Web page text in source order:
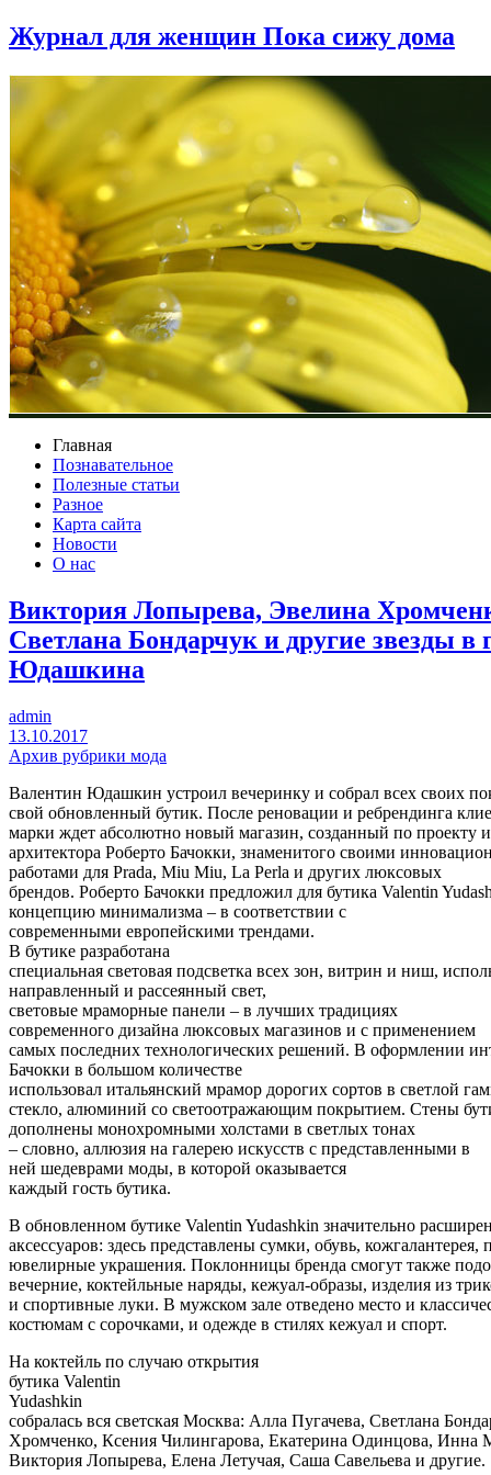
Журнал для женщин Пока сижу дома
Главная
Познавательное
Полезные статьи
Разное
Карта сайта
Новости
О нас
Виктория Лопырева, Эвелина
Светлана Бондарчук и другие звезды в
Юдашкина
admin
13.10.2017
Архив рубрики мода
Валентин Юдашкин устроил вечеринку и собрал всех своих
свой обновленный бутик. После реновации и ребрендинга
марки ждет абсолютно новый магазин, созданный по проекту
архитектора Роберто Бачокки, знаменитого своими
работами для Prada, Miu Miu, La Perla и других люксовых
брендов. Роберто Бачокки предложил для бутика Valentin
концепцию минимализма – в соответствии с
современными европейскими трендами.
В бутике разработана
специальная световая подсветка всех зон, витрин и ниш,
направленный и рассеянный свет,
световые мраморные панели – в лучших традициях
современного дизайна люксовых магазинов и с применением
самых последних технологических решений. В оформлении
Бачокки в большом количестве
использовал итальянский мрамор дорогих сортов в светлой
стекло, алюминий со светоотражающим покрытием. Стены
дополнены монохромными холстами в светлых тонах
– словно, аллюзия на галерею искусств с представленными в
ней шедеврами моды, в которой оказывается
каждый гость бутика.
В обновленном бутике Valentin Yudashkin значительно
аксессуаров: здесь представлены сумки, обувь, кожгалантерея,
ювелирные украшения. Поклонницы бренда смогут также
вечерние, коктейльные наряды, кежуал-образы, изделия из
и спортивные луки. В мужском зале отведено место и
костюмам с сорочками, и одежде в стилях кежуал и спорт.
На коктейль по случаю открытия
бутика Valentin
Yudashkin
собралась вся светская Москва: Алла Пугачева, Светлана
Хромченко, Ксения Чилингарова, Екатерина Одинцова, Инна
Виктория Лопырева, Елена Летучая, Саша Савельева и другие.